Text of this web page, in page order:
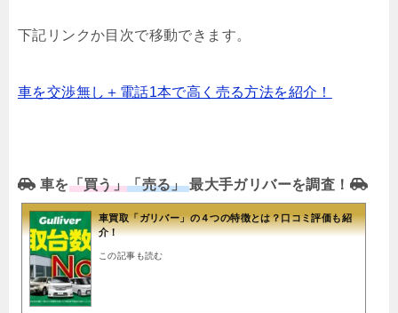
下記リンクか目次で移動できます。
車を交渉無し＋電話1本で高く売る方法を紹介！
車を「買う」「売る」最大手ガリバーを調査！
車買取「ガリバー」の４つの特徴とは？口コミ評価も紹
介！
この記事も読む